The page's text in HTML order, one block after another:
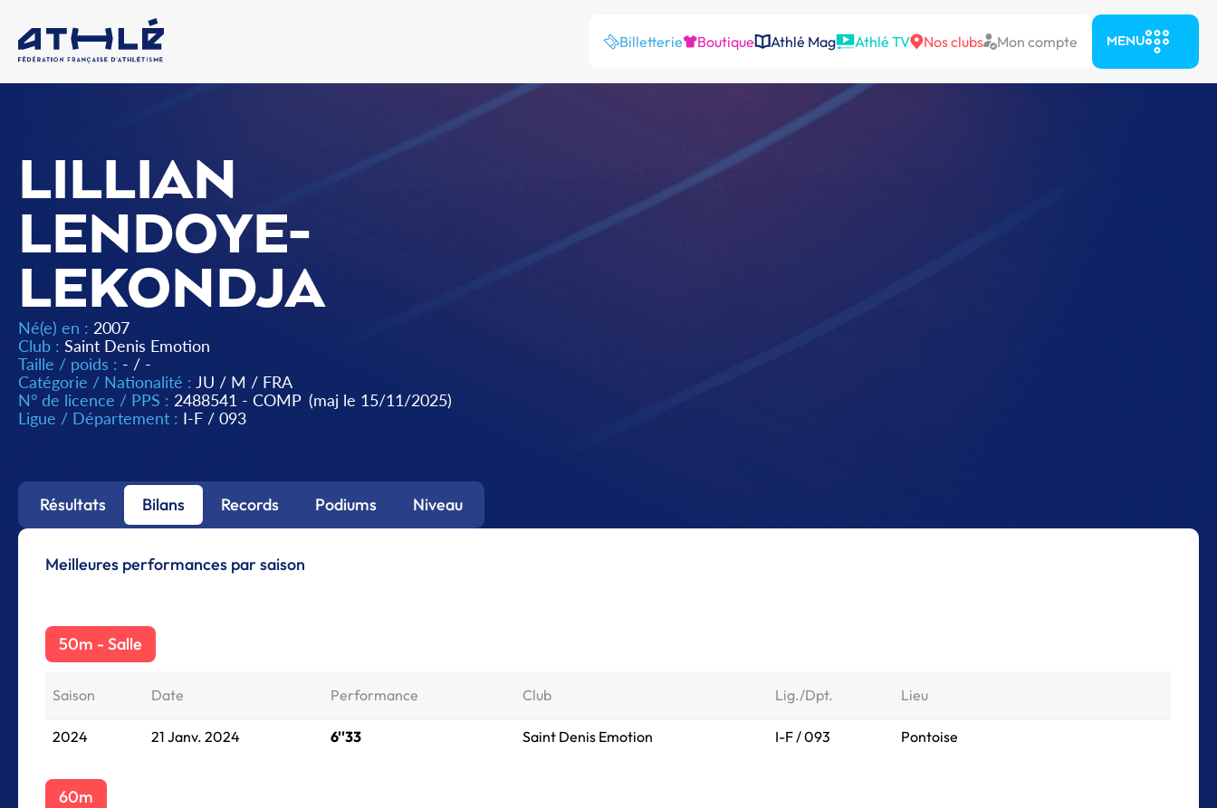
Billetterie Boutique Athlé Mag Athlé TV Nos clubs Mon compte MENU
LILLIAN
LENDOYE-
LEKONDJA
Né(e) en : 2007
Club : Saint Denis Emotion
Taille / poids : - / -
Catégorie / Nationalité : JU / M / FRA
N° de licence / PPS : 2488541 - COMP (maj le 15/11/2025)
Ligue / Département : I-F / 093
Résultats Bilans Records Podiums Niveau
Meilleures performances par saison
50m - Salle
Saison Date Performance Club Lig./Dpt. Lieu
2024 21 Janv. 2024 6''33 Saint Denis Emotion I-F / 093 Pontoise
60m